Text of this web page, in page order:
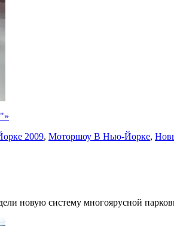
2009, Моторшоу В Нью-Йорке,
новую систему многоярусной